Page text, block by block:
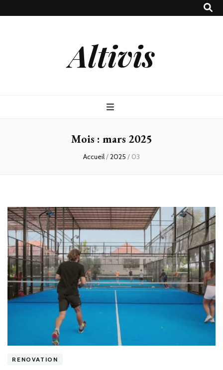
Altivis
Mois : mars 2025
Accueil/2025 / 03
RENOVATION